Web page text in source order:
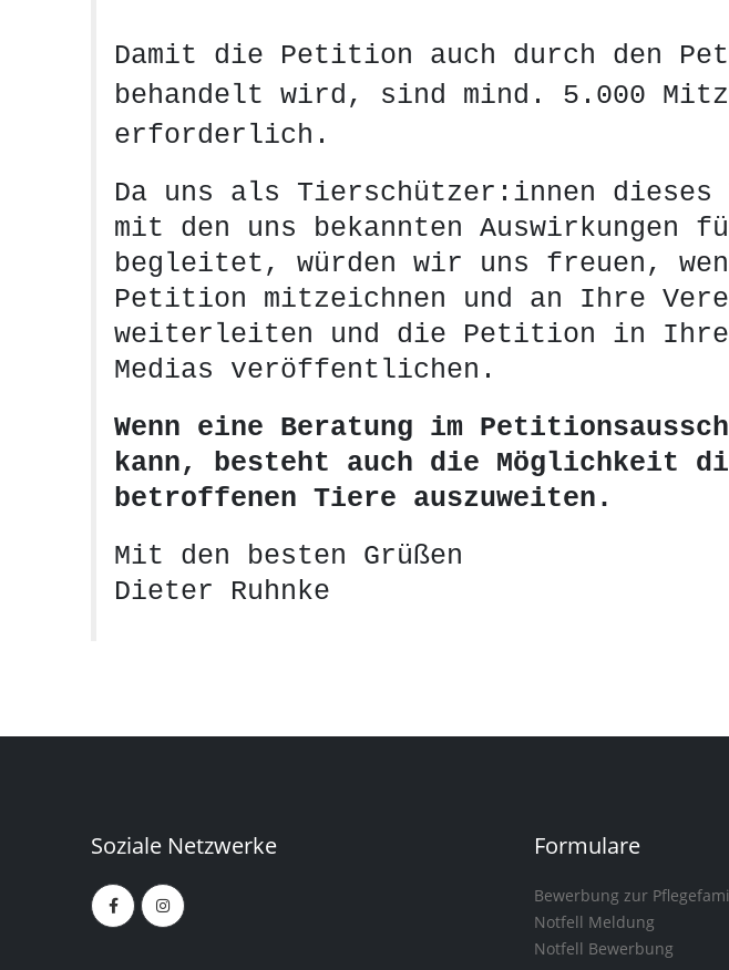
Damit die Petition auch durch den
behandelt wird, sind mind. 5.000
erforderlich.
Da uns als Tierschützer:innen dieses
mit den uns bekannten Auswirkungen
begleitet, würden wir uns freuen,
Petition mitzeichnen und an Ihre
weiterleiten und die Petition in
Medias veröffentlichen.
Wenn eine Beratung im
kann, besteht auch die Möglichkeit
betroffenen Tiere auszuweiten.
Mit den besten Grüßen
Dieter Ruhnke
Soziale Netzwerke Formulare
Bewerbung zur
Notfell Meldung
Notfell Bewerbung